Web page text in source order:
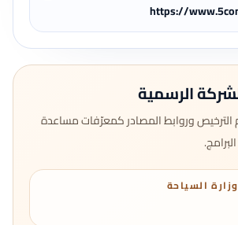
https://
الرسمية
وروابط المصادر كمعرّفات مساعدة
السياحة